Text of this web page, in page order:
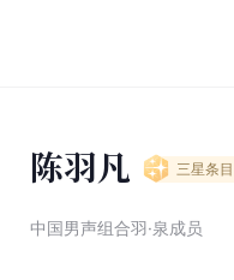
陈羽凡 三星条目
中国男声组合羽·泉成员